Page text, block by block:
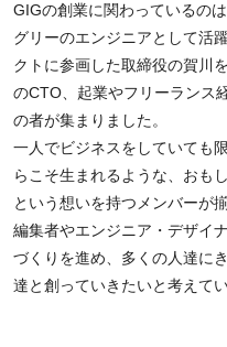
GIGの創業に関わっているの
グリーのエンジニアとして活
クトに参画した取締役の賀川
のCTO、起業やフリーランス
の者が集まりました。
一人でビジネスをしていても
らこそ生まれるような、おも
という想いを持つメンバーが
編集者やエンジニア・デザイ
づくりを進め、多くの人達に
達と創っていきたいと考えてい